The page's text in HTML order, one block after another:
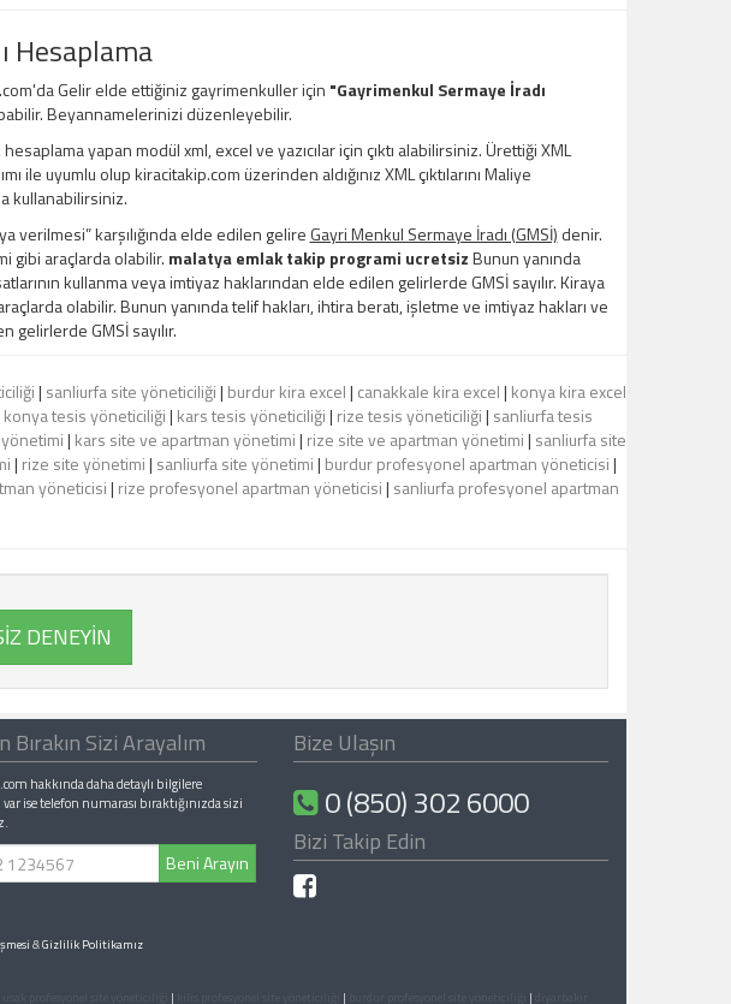
Hesaplama
Gelir elde ettiğiniz gayrimenkuller için "Gayrimenkul Sermaye İradı
Beyannamelerinizi düzenleyebilir.
yapan modül xml, excel ve yazıcılar için çıktı alabilirsiniz. Ürettiği XML
ile uyumlu olup kiracitakip.com üzerinden aldığınız XML çıktılarını Maliye
kullanabilirsiniz.
verilmesi” karşılığında elde edilen gelire Gayri Menkul Sermaye İradı (GMSİ) denir.
gibi araçlarda olabilir. malatya emlak takip programi ucretsizBunun yanında
kullanma veya imtiyaz haklarından elde edilen gelirlerde GMSİ sayılır. Kiraya
olabilir. Bunun yanında telif hakları, ihtira beratı, işletme ve imtiyaz hakları ve
gelirlerde GMSİ sayılır.
| sanliurfa site yöneticiliği| burdur kira excel| canakkale kira excel| konya kira excel
konya tesis yöneticiliği| kars tesis yöneticiliği| rize tesis yöneticiliği| sanliurfa tesis
| kars site ve apartman yönetimi| rize site ve apartman yönetimi| sanliurfa site
| rize site yönetimi| sanliurfa site yönetimi| burdur profesyonel apartman yöneticisi|
yöneticisi| rize profesyonel apartman yöneticisi| sanliurfa profesyonel apartman
DENEYİN
Bırakın Sizi Arayalım
hakkında daha detaylı bilgilere
var ise telefon numarası bıraktığınızda sizi
Beni Arayın
Bize Ulaşın
0 (850) 302 6000
Bizi Takip Edin
&Gizlilik Politikamız
| | |